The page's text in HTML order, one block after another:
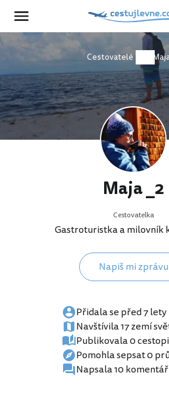
Cestovatelé
Maja _2
Cestovatelka
Gastroturistka a milovník
Napiš mi zprávu
Přidala se před 7 lety
Navštívila 17 zemí
Publikovala 0
Pomohla sepsat 0
Napsala 10